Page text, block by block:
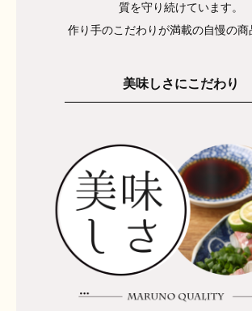
質を守り続けています。
作り手のこだわりが満載の自慢の商
美味しさにこだわり